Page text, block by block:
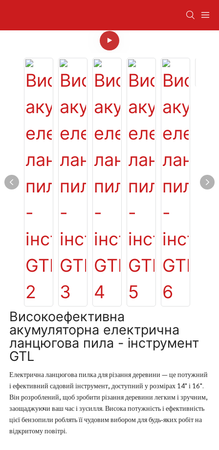
Високоефективна
акумуляторна електрична
ланцюгова пила - інструмент
GTL
Електрична ланцюгова пилка для різання деревини — це потужний
і ефективний садовий інструмент, доступний у розмірах 14" і 16".
Він розроблений, щоб зробити різання деревини легким і зручним,
заощаджуючи ваш час і зусилля. Висока потужність і ефективність
цієї бензопили роблять її чудовим вибором для будь-яких робіт на
відкритому повітрі.